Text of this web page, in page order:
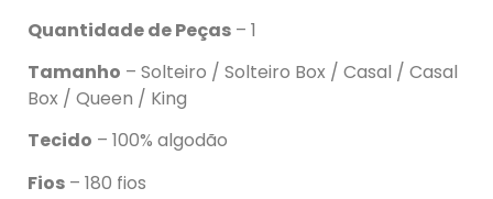
Quantidade de Peças – 1
Tamanho – Solteiro / Solteiro Box / Casal / Casal
Box / Queen / King
Tecido – 100% algodão
Fios – 180 fios